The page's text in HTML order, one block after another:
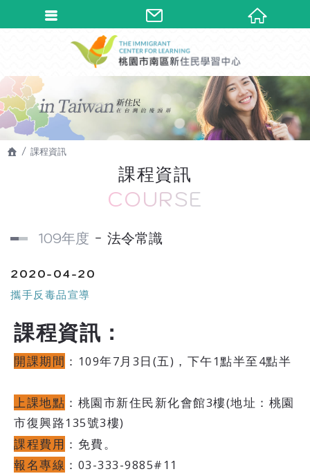
課程資訊
課程資訊
COURSE
109年度 法令常識
2020-04-20
攜手反毒品宣導
課程資訊：
開課期間 ：109年7月3日(五)，下午1點半至4點半
上課地點 ：桃園市新住民新化會館3樓(地址：桃園
市復興路135號3樓)
課程費用 ：免費。
報名專線 ：03-333-9885#11